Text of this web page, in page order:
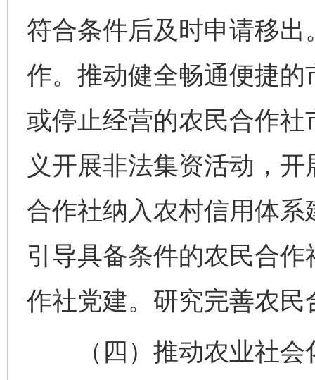
符合条件后及时申请移
作。推动健全畅通便捷
或停止经营的农民合作
义开展非法集资活动，
合作社纳入农村信用体
引导具备条件的农民合
作社党建。研究完善农
（四）推动农业社会